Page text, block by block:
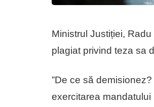
Ministrul Justiției,
plagiat privind teza sa
”De ce să
exercitarea